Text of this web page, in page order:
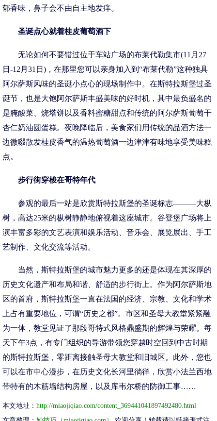
郁香味，鼻子会不由自主地发痒。
圣诞点心就着桂皮葡萄酒下
无论如何不要错过位于车站广场的布莱代勒集市(11月27
日-12月31日)，在那里您可以亲身加入到“布莱代勒”这种独具
阿尔萨斯风味的圣诞小点心的现场制作中。在斯特拉斯堡过圣
诞节，也是大饱阿尔萨斯丰盛美味的好时机，其中最负盛名的
是腌酸菜、烧塔饼以及香料蜜糖甜点和传统的阿尔萨斯葡萄干
杏仁奶油圆蛋糕。夜晚降临后，美食家们用传统的品酒方法一
边微啜散发桂皮香气的温热葡萄酒一边津津有味地享受美味糕
点。
步行街穿梭在哥特年代
参观的最后一站是欣赏斯特拉斯堡的圣诞标志———大枞
树，高达25米的枞树静静地俯视着这座城市。谷登堡广场将上
演丰富多彩的文艺表演和娱乐活动、音乐会、展览展出、手工
艺制作、文化交流等活动。
当然，斯特拉斯堡的城市魅力更多的还是体现在其深厚的
历史文化遗产和布局和谐、舒适的步行街上。作为阿尔萨斯地
区的首府，斯特拉斯堡一直在法国的经济、宗教、文化和学术
上占有重要地位，可谓“历史之都”。市区和圣母大教堂紧紧融
为一体，教堂见证了那段哥特式风格鼎盛期的辉煌与荣耀。每
天下午3点，有专门组织的导游带领您穿越时空回到中古时期
的斯特拉斯堡，零距离接触圣母大教堂和旧城区。此外，您也
可以在市中心漫步，在历史文化长河里徜徉，欣赏小法兰西地
带特有的木筋墙结构房屋，以及库韦尔桥的防御工事……
本文地址： http://miaojiqiao.com/content_369441041897492480.html